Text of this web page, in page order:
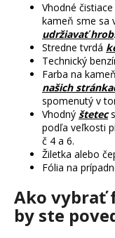
Vhodné
kameň sme sa
udržiavať hrob.
Strednetvrdá
Technický
Farba na
našich
spomenutý v
Vhodný štetec
podľa veľkosti
č 4 a 6.
Žiletka alebo
Fólia na
Ako vybrať
by ste